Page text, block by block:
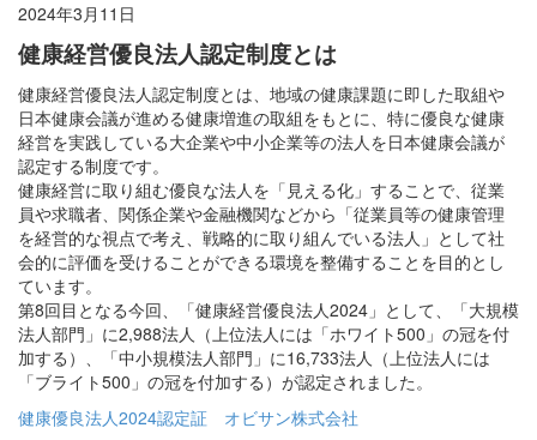
2024年3月11日
健康経営優良法人認定制度とは
健康経営優良法人認定制度とは、地域の健康課題に即した取組や
日本健康会議が進める健康増進の取組をもとに、特に優良な健康
経営を実践している大企業や中小企業等の法人を日本健康会議が
認定する制度です。
健康経営に取り組む優良な法人を「見える化」することで、従業
員や求職者、関係企業や金融機関などから「従業員等の健康管理
を経営的な視点で考え、戦略的に取り組んでいる法人」として社
会的に評価を受けることができる環境を整備することを目的とし
ています。
第8回目となる今回、「健康経営優良法人2024」として、「大規模
法人部門」に2,988法人（上位法人には「ホワイト500」の冠を付
加する）、「中小規模法人部門」に16,733法人（上位法人には
「ブライト500」の冠を付加する）が認定されました。
健康優良法人2024認定証 オビサン株式会社